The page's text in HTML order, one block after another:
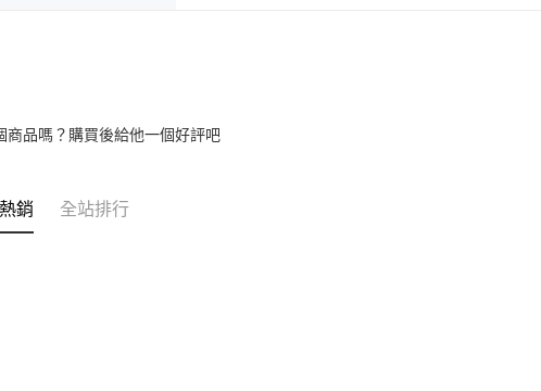
商品嗎？購買後給他一個好評吧
銷 全站排行